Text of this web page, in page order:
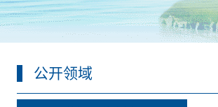
公开领域